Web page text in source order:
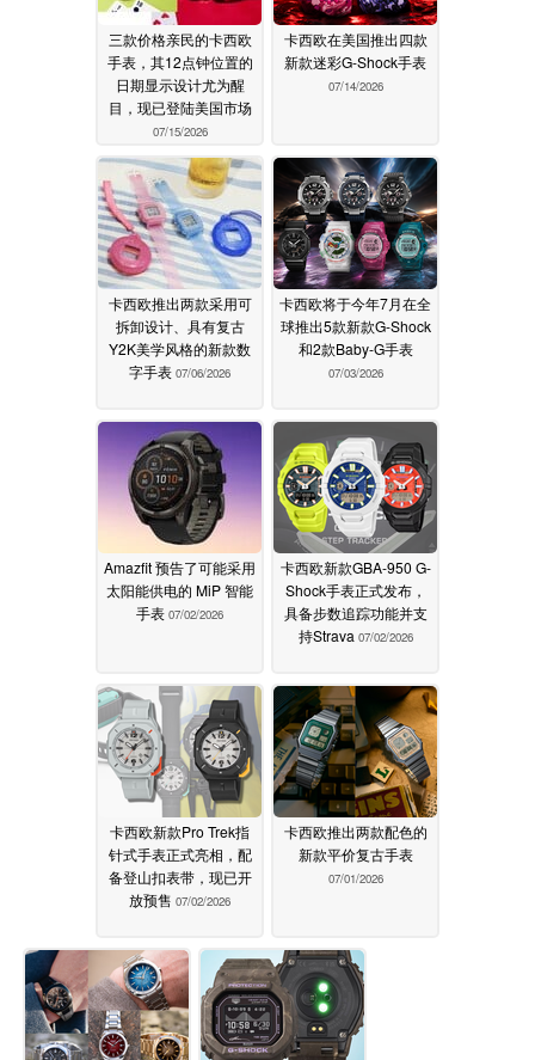
三款价格亲民的卡西欧
手表，其12点钟位置的
日期显示设计尤为醒
目，现已登陆美国市场
07/15/2026
卡西欧在美国推出四款
新款迷彩G-Shock手表
07/14/2026
卡西欧推出两款采用可
拆卸设计、具有复古
Y2K美学风格的新款数
字手表 07/06/2026
卡西欧将于今年7月在全
球推出5款新款G-Shock
和2款Baby-G手表
07/03/2026
Amazfit 预告了可能采用
太阳能供电的 MiP 智能
手表 07/02/2026
卡西欧新款GBA-950 G-
Shock手表正式发布，
具备步数追踪功能并支
持Strava 07/02/2026
卡西欧新款Pro Trek指
针式手表正式亮相，配
备登山扣表带，现已开
放预售 07/02/2026
卡西欧推出两款配色的
新款平价复古手表
07/01/2026